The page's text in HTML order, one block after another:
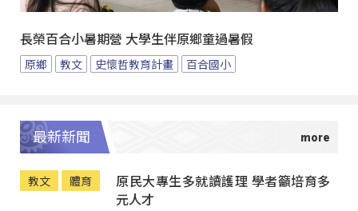
長榮百合小暑期營 大學生伴原鄉童過暑假
原鄉 教文 史懷哲教育計畫 百合國小
最新新聞
教文 體育
原民大專生多就讀護理 學者籲培育多
元人才